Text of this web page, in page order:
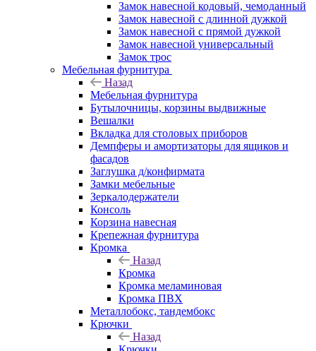
Замок навесной кодовый, чемоданный
Замок навесной с длинной дужкой
Замок навесной с прямой дужкой
Замок навесной универсальный
Замок трос
Мебельная фурнитура
Назад
Мебельная фурнитура
Бутылочницы, корзины выдвижные
Вешалки
Вкладка для столовых приборов
Демпферы и амортизаторы для ящиков и
фасадов
Заглушка д/конфирмата
Замки мебельные
Зеркалодержатели
Консоль
Корзина навесная
Крепежная фурнитура
Кромка
Назад
Кромка
Кромка меламиновая
Кромка ПВХ
Металлобокс, тандембокс
Крючки
Назад